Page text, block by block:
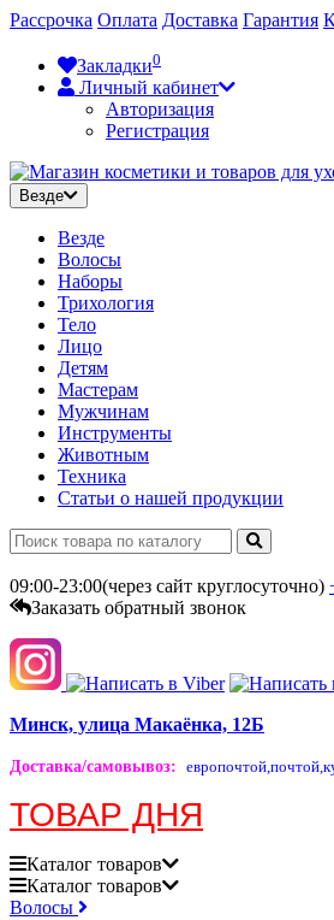
Рассрочка Оплата Доставка Гарантия
Закладки0
Личный кабинет
Авторизация
Регистрация
Везде
Везде
Волосы
Наборы
Трихология
Тело
Лицо
Детям
Мастерам
Мужчинам
Инструменты
Животным
Техника
Статьи о нашей продукции
09:00-23:00(через сайт круглосуточно)
Заказать обратный звонок
Минск, улица Макаёнка, 12Б
Доставка/самовывоз: европочтой,почтой,
ТОВАР ДНЯ
Каталог товаров
Каталог товаров
Волосы